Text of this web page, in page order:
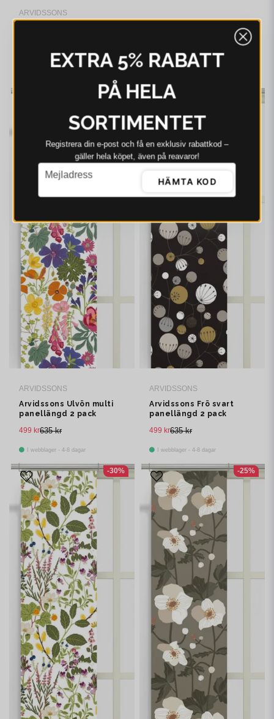
ARVIDSSONS
635 kr
ARVIDSSONS
Arvidssons Ulvön multi
panellängd 2 pack
635 kr
499 kr
I webblager - 4-8 dagar
-21%
ARVIDSSONS
Arvidssons Frö svart
panellängd 2 pack
635 kr
499 kr
I webblager - 4-8 dagar
-30% -25%
EXTRA 5% RABATT
PÅ HELA
SORTIMENTET
Registrera din e‑post och få en exklusiv rabattkod –
gäller hela köpet, även på reavaror!
email
Mejladress
HÄMTA KOD